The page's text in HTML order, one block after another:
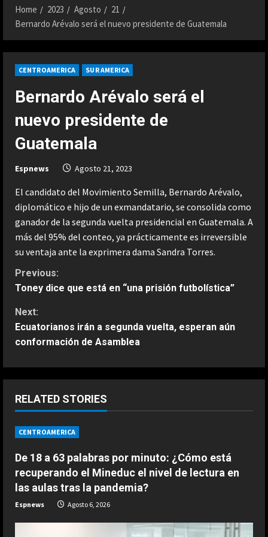
Home 2023 Agosto
21
Bernardo Arévalo será el nuevo presidente de Guatemala
CENTROAMERICA SUR AMERICA
Bernardo Arévalo será el
nuevo presidente de
Guatemala
Espnews Agosto 21, 2023
El candidato del Movimiento Semilla, Bernardo Arévalo,
diplomático e hijo de un exmandatario, se consolida como
ganador de la segunda vuelta presidencial en Guatemala. A
más del 95% del conteo, ya prácticamente es irreversible
su ventaja ante la exprimera dama Sandra Torres.
C
n
i
n
u
e
R
e
a
Previous:
Toney dice que está en “una prisión futbolística”
Next:
Ecuatorianos irán a segunda vuelta, esperan aún
conformación de Asamblea
RELATED STORIES
CENTROAMERICA
De 18 a 63 palabras por minuto: ¿Cómo está
recuperando el Mineduc el nivel de lectura en
las aulas tras la pandemia?
Espnews Agosto 6, 2026